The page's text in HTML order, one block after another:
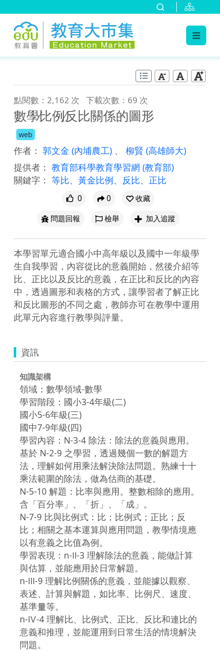
點閱數：2,162 次 下載次數：69 次
數學∕比例∕反比關係的圖形
web
作者： 郭文金 (內埔農工) 、 柳賢 (高雄師大)
提供者： 教育部科學教育學習網 (教育部)
關鍵字： 等比、 黃金比例、 反比、 正比
0 0
收藏
問題回報
檢舉 加入追蹤
本學習單元適合國小中高年級以及國中一年級學
生自我學習，內容從比的意義開始，然後介紹等
比、正比以及反比的意義，在正比和反比的內容
中，透過圖形和表格的方式，讓學習者了解正比
和反比圖形的不同之處，教師亦可在教學中運用
此單元內容進行教學與評量。
資訊
知識架構
領域：數學領域-數學
學習階段：國小3-4年級(二)
國小5-6年級(三)
國中7-9年級(四)
學習內容：N-3-4 除法：除法的意義與應用。
基於 N-2-9 之學習，透過幾個一數的解題方
法，理解如何用乘法解決除法問題。熟練十十
乘法範圍的除法，做為估商的基礎。
N-5-10 解題：比率與應用。整數相除的應用。
含「百分率」、「折」、「成」。
N-7-9 比與比例式：比；比例式；正比；反
比；相關之基本運算與應用問題，教學情境應
以有意義之比值為例。
學習表現：n-Ⅱ-3 理解除法的意義，能做計算
與估算，並能應用於日常解題。
n-Ⅲ-9 理解比例關係的意義，並能據以觀察、
表述、計算與解題，如比率、比例尺、速度、
基準量等。
n-Ⅳ-4 理解比、比例式、正比、反比和連比的
意義和推理，並能運用到日常生活的情境解決
問題。